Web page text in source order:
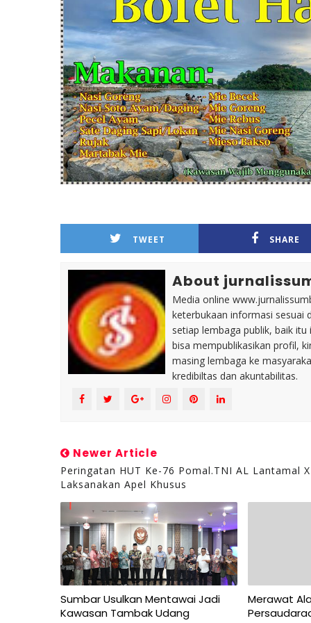
TWEET SHARE
About
Media online
keterbukaan informasi sesuai
setiap lembaga publik, baik
bisa mempublikasikan profil,
masing lembaga ke
kredibiltas dan akuntabilitas.
Newer Article
Peringatan HUT Ke-76 Pomal.TNI AL Lantamal
Laksanakan Apel Khusus
Sumbar Usulkan Mentawai Jadi
Kawasan Tambak Udang
Merawat